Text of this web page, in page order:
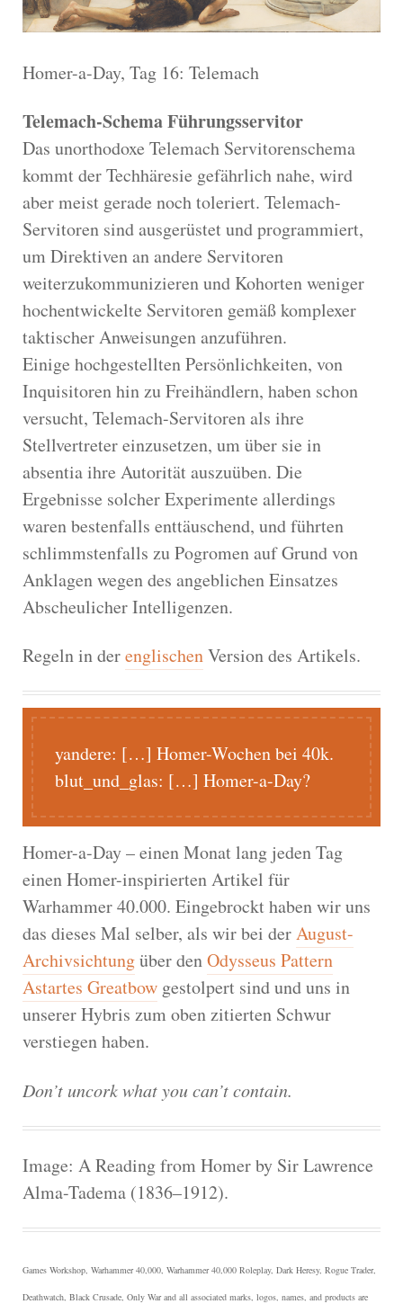
Homer-a-Day, Tag 16: Telemach
Telemach-Schema Führungsservitor
Das unorthodoxe Telemach Servitorenschema
kommt der Techhäresie gefährlich nahe, wird
aber meist gerade noch toleriert. Telemach-
Servitoren sind ausgerüstet und programmiert,
um Direktiven an andere Servitoren
weiterzukommunizieren und Kohorten weniger
hochentwickelte Servitoren gemäß komplexer
taktischer Anweisungen anzuführen.
Einige hochgestellten Persönlichkeiten, von
Inquisitoren hin zu Freihändlern, haben schon
versucht, Telemach-Servitoren als ihre
Stellvertreter einzusetzen, um über sie in
absentia ihre Autorität auszuüben. Die
Ergebnisse solcher Experimente allerdings
waren bestenfalls enttäuschend, und führten
schlimmstenfalls zu Pogromen auf Grund von
Anklagen wegen des angeblichen Einsatzes
Abscheulicher Intelligenzen.
Regeln in derenglischenVersion des Artikels.
yandere: […] Homer-Wochen bei 40k.
blut_und_glas: […] Homer-a-Day?
Homer-a-Day – einen Monat lang jeden Tag
einen Homer-inspirierten Artikel für
Warhammer 40.000. Eingebrockt haben wir uns
das dieses Mal selber, als wir bei derAugust-
Archivsichtungüber denOdysseus Pattern
Astartes Greatbow gestolpert sind und uns in
unserer Hybris zum oben zitierten Schwur
verstiegen haben.
Don’t uncork what you can’t contain.
Image: A Reading from Homer by Sir Lawrence
Alma-Tadema (1836–1912).
Games Workshop, Warhammer 40,000, Warhammer 40,000 Roleplay, Dark Heresy, Rogue Trader,
Deathwatch, Black Crusade, Only War and all associated marks, logos, names, and products are